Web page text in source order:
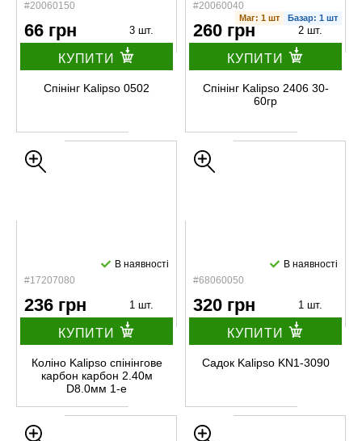
#20060150
66 грн 3 шт.
КУПИТИ
Спінінг Kalipso 0502
#20060040
Маг: 1 шт Базар: 1 шт
260 грн 2 шт.
КУПИТИ
Спінінг Kalipso 2406 30-
60гр
#17207080
В наявності
236 грн 1 шт.
КУПИТИ
Коліно Kalipso спінінгове
карбон карбон 2.40м
D8.0мм 1-е
#68060050
В наявності
320 грн 1 шт.
КУПИТИ
Садок Kalipso KN1-3090